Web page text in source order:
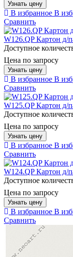
Узнать цену
В избранное В
Сравнить
W126.QP Картон д/
Доступное
Цена по запросу
Узнать цену
В избранное В
Сравнить
W125.QP Картон д/
Доступное
Цена по запросу
Узнать цену
В избранное В
Сравнить
W124.QP Картон д/
Доступное
Цена по запросу
Узнать цену
В избранное В
Сравнить